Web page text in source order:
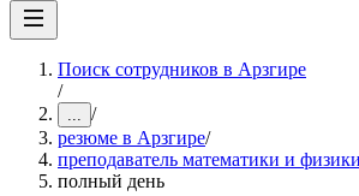
Поиск сотрудников в Арзгире
/
... /
резюме в Арзгире/
преподаватель математики и физики
полный день